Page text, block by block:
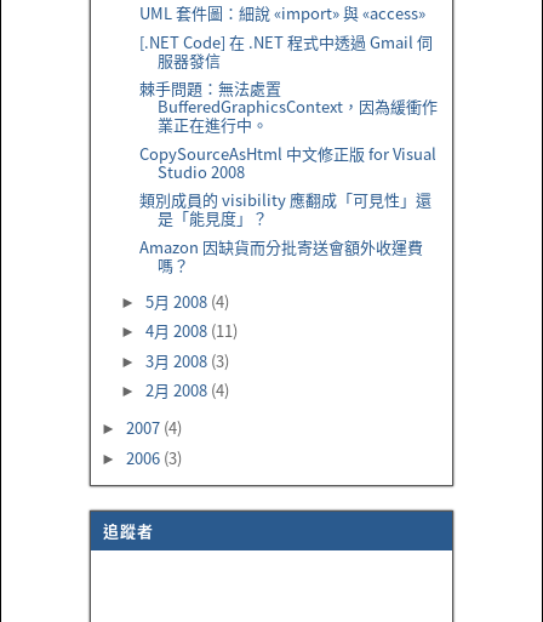
UML 套件圖：細說 «import» 與 «access»
[.NET Code] 在 .NET 程式中透過 Gmail 伺
服器發信
棘手問題：無法處置
BufferedGraphicsContext，因為緩衝作
業正在進行中。
CopySourceAsHtml 中文修正版 for Visual
Studio 2008
類別成員的 visibility 應翻成「可見性」還
是「能見度」？
Amazon 因缺貨而分批寄送會額外收運費
嗎？
► 5月 2008 (4)
► 4月 2008 (11)
► 3月 2008 (3)
► 2月 2008 (4)
► 2007 (4)
► 2006 (3)
追蹤者